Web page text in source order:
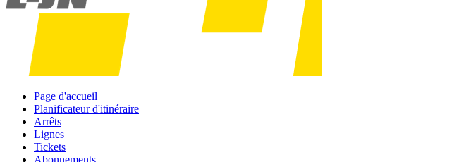
Page d'accueil
Planificateur d'itinéraire
Arrêts
Lignes
Tickets
Abonnements